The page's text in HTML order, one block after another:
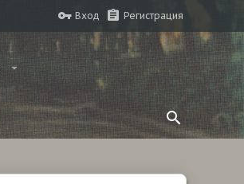
Вход Регистрация